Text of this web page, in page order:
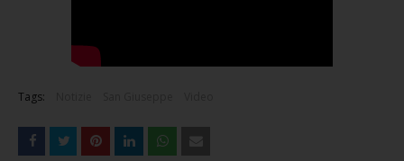
Tags: